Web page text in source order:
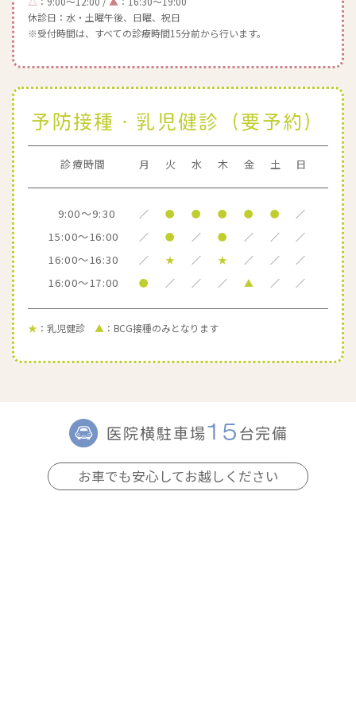
休診日：水・土曜午後、日曜、祝日
※受付時間は、すべての診療時間15分前から行います。
予防接種・乳児健診（要予約）
診療時間 月 火 水 木 金 土 日
9:00～9:30 ／ ● ● ● ● ● ／
15:00～16:00 ／ ● ／ ● ／ ／ ／
16:00～16:30 ／ ★ ／ ★ ／ ／ ／
16:00～17:00 ● ／ ／ ／ ▲ ／ ／
★：乳児健診 ▲ ：BCG接種のみとなります
医院横駐車場 15 台完備
お車でも安心してお越しください